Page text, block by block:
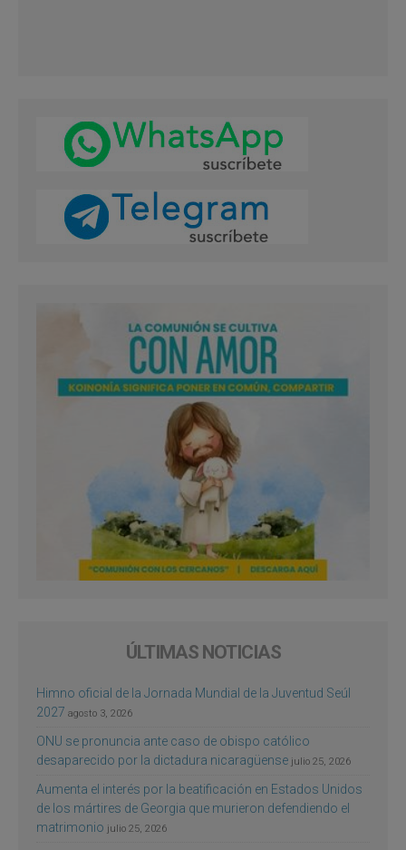
ÚLTIMAS NOTICIAS
Himno oficial de la Jornada Mundial de la Juventud Seúl
2027 agosto 3, 2026
ONU se pronuncia ante caso de obispo católico
desaparecido por la dictadura nicaragüense julio 25, 2026
Aumenta el interés por la beatificación en Estados Unidos
de los mártires de Georgia que murieron defendiendo el
matrimonio julio 25, 2026